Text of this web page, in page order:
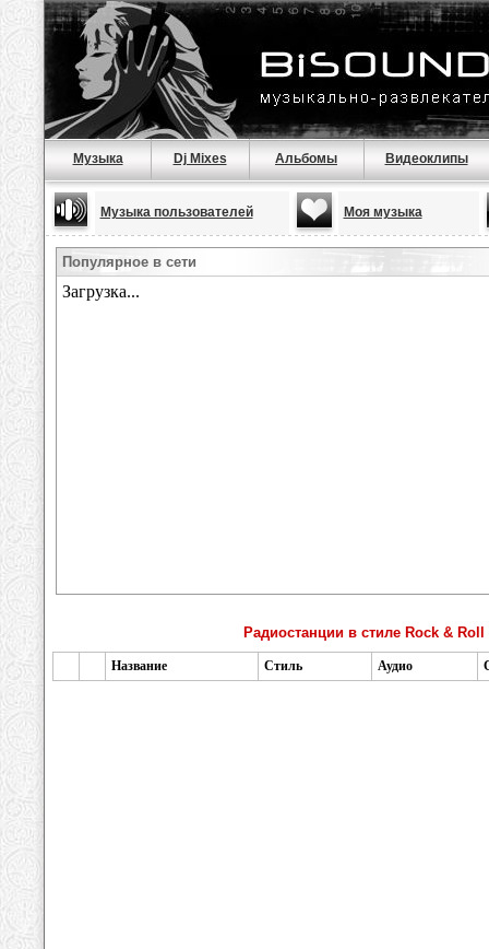
Музыка Dj Mixes Альбомы Видеоклипы
Музыка пользователей Моя музыка
Популярное в сети
Радиостанции в стиле Rock & Roll
Название Стиль Аудио